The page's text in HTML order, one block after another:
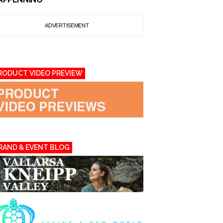
ADVERTISEMENT
VIDEO PREVIEW
& EVENT BLOG